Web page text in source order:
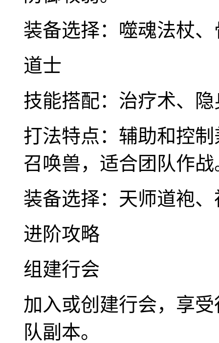
装备选择：噬魂法杖
道士
技能搭配：治疗术、
打法特点：辅助和控
召唤兽，适合团队作战
装备选择：天师道袍
进阶攻略
组建行会
加入或创建行会，享
队副本。